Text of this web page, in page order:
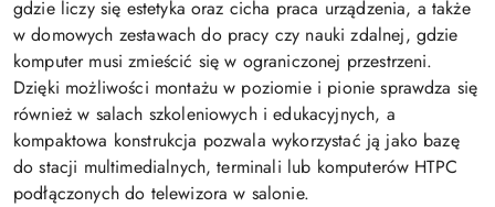
gdzie liczy się estetyka oraz cicha praca urządzenia, a także
w domowych zestawach do pracy czy nauki zdalnej, gdzie
komputer musi zmieścić się w ograniczonej przestrzeni.
Dzięki możliwości montażu w poziomie i pionie sprawdza się
również w salach szkoleniowych i edukacyjnych, a
kompaktowa konstrukcja pozwala wykorzystać ją jako bazę
do stacji multimedialnych, terminali lub komputerów HTPC
podłączonych do telewizora w salonie.